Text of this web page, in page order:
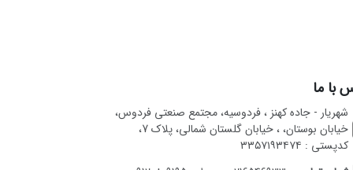
با ما
شهریار - جاده کهنز ، فردوسیه، مجتمع صنعتی فردوس،
خیابان بوستان، ، خیابان گلستان شمالی، پلاک 7،
کدپستی : ۳۳۵۷۱۹۳۴۷۴